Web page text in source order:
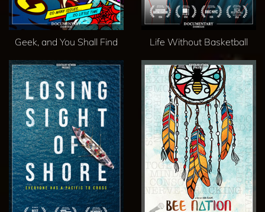
Geek, and You Shall Find Life Without Basketball